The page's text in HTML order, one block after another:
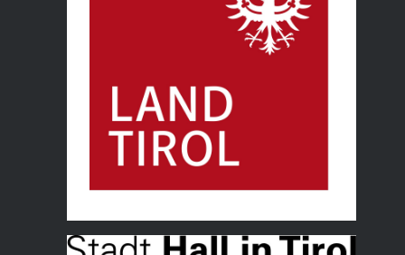
Land Tirol